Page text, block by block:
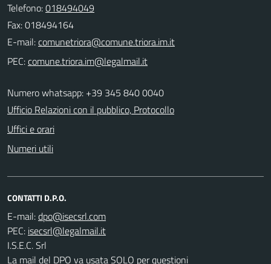
Telefono:018494049
Fax: 018494164
E-mail:
PEC:
Numero whatsapp: +39 345 840 0040
Ufficio Relazioni con il pubblico, Protocollo
Uffici e orari
Numeri utili
CONTATTI D.P.O.
E-mail:
PEC:
I.S.E.C. Srl
La mail del DPO va usata SOLO per questioni